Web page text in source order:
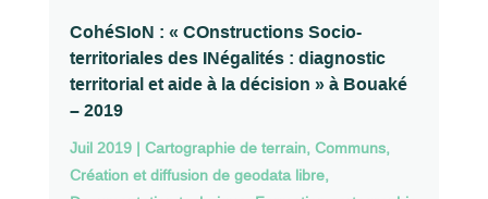
CohéSIoN : « COnstructions Socio-
territoriales des INégalités : diagnostic
territorial et aide à la décision » à Bouaké
– 2019
Juil 2019| Cartographie de terrain, Communs,
Création et diffusion de geodata libre,